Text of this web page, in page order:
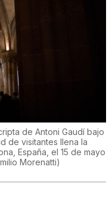
de Antoni Gaudí bajo
de visitantes llena la
España, el 15 de mayo
Morenatti)